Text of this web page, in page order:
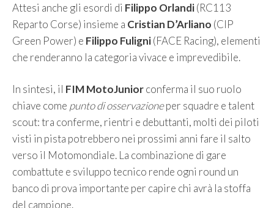
Attesi anche gli esordi di Filippo Orlandi(RC113
Reparto Corse) insieme a Cristian D’Arliano (CIP
Green Power) e Filippo Fuligni(FACE Racing), elementi
che renderanno la categoria vivace e imprevedibile.
In sintesi, il FIM MotoJuniorconferma il suo ruolo
chiave come punto di osservazioneper squadre e talent
scout: tra conferme, rientri e debuttanti, molti dei piloti
visti in pista potrebbero nei prossimi anni fare il salto
verso il Motomondiale. La combinazione di gare
combattute e sviluppo tecnico rende ogni round un
banco di prova importante per capire chi avrà la stoffa
del campione.